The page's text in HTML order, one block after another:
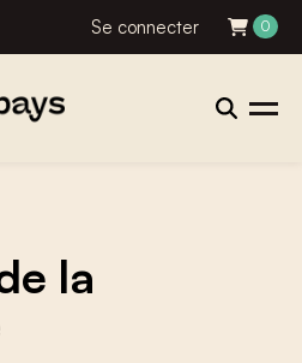
Se connecter 0
la